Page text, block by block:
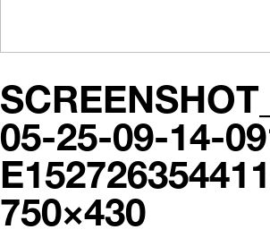
05-25-09-14-
750×430